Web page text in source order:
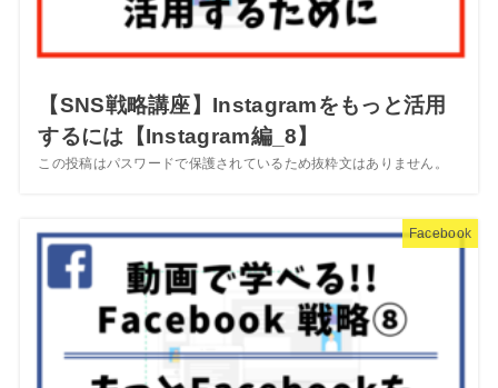
【SNS戦略講座】Instagramをもっと活用
するには【Instagram編_8】
この投稿はパスワードで保護されているため抜粋文はありません。
Facebook